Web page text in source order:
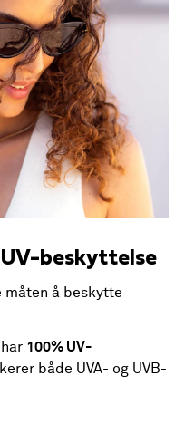
beskyttelse
å beskytte
100% UV-
både UVA- og UVB-